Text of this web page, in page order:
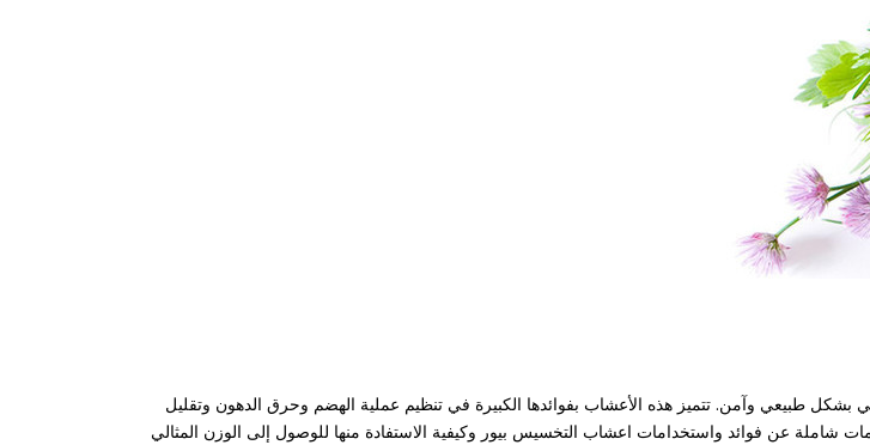
طبيعي وآمن. تتميز هذه الأعشاب بفوائدها الكبيرة في تنظيم عملية الهضم وحرق الدهون وتقليل
عن فوائد واستخدامات اعشاب التخسيس بيور وكيفية الاستفادة منها للوصول إلى الوزن المثالي